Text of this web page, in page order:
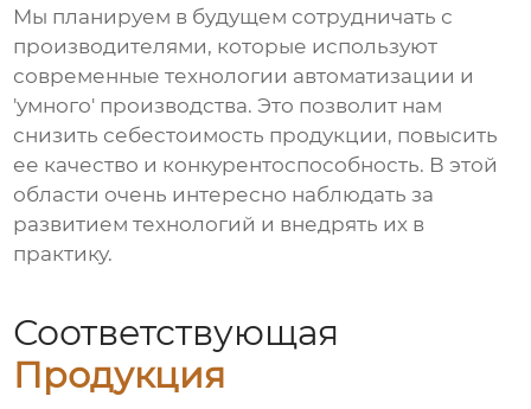
Мы планируем в будущем сотрудничать с
производителями, которые используют
современные технологии автоматизации и
'умного' производства. Это позволит нам
снизить себестоимость продукции, повысить
ее качество и конкурентоспособность. В этой
области очень интересно наблюдать за
развитием технологий и внедрять их в
практику.
Соответствующая
Продукция